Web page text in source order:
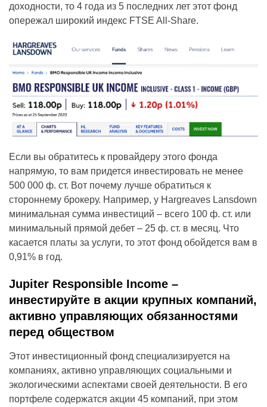
доходности, то 4 года из 5 последних лет этот фонд
опережал широкий индекс FTSE All-Share.
Если вы обратитесь к провайдеру этого фонда
напрямую, то вам придется инвестировать не менее
500 000 ф. ст. Вот почему лучше обратиться к
стороннему брокеру. Например, у Hargreaves Lansdown
минимальная сумма инвестиций – всего 100 ф. ст. или
минимальный прямой дебет – 25 ф. ст. в месяц. Что
касается платы за услуги, то этот фонд обойдется вам в
0,91% в год.
Jupiter Responsible Income –
инвестируйте в акции крупных компаний,
активно управляющих обязанностями
перед обществом
Этот инвестиционный фонд специализируется на
компаниях, активно управляющих социальными и
экологическими аспектами своей деятельности. В его
портфеле содержатся акции 45 компаний, при этом